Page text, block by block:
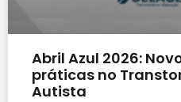
Abril Azul 2026:
práticas no
Autista